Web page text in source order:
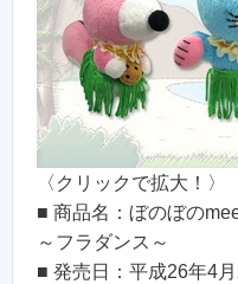
〈クリックで拡大！〉
■ 商品名：ぼのぼの
～フラダンス～
■ 発売日：平成26年4月